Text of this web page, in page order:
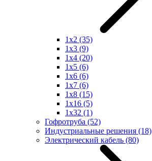
1x2 (35)
1x3 (9)
1x4 (20)
1x5 (6)
1x6 (6)
1x7 (6)
1x8 (15)
1x16 (5)
1x32 (1)
Гофротруба (52)
Индустриальные решения (18)
Электрический кабель (80)